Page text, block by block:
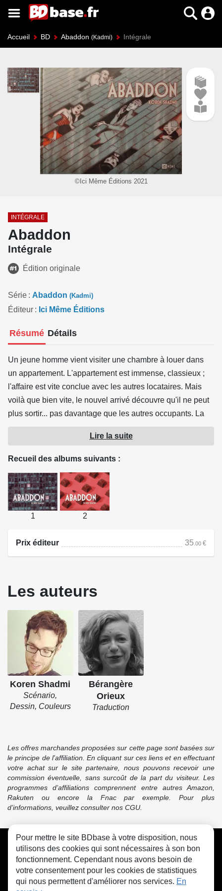
Accueil BD Abaddon (Kadmi) Intégrale
©Ici Même Éditions 2021
INTÉGRALE
Abaddon
Intégrale
Édition originale
Série Abaddon (Kadmi)
Éditeur Ici Même Éditions
Résumé Détails
Un jeune homme vient visiter une chambre à louer dans
un appartement. L'appartement est immense, classieux ;
l'affaire est vite conclue avec les autres locataires. Mais
voilà que bien vite, le nouvel arrivé découvre qu'il ne peut
plus sortir... pas davantage que les autres occupants. La
porte par laquelle il est entré semble condamnée, comme
le sont les fenêtres, et toute autre issue.
dérangeant des romans graphiques de Koren Shadmi.
Ainsi commence un cauchemar polymorphe, où l'auteur
alterne le quotidien emmuré des cinq protagonistes et les
cauchemars du héros, hanté par des images de guerre.
l'angoisse, et n'aura de cesse de tenter de trouver une
tout amateur de l'univers de Koren Shadmi.
Source : Ici Même Éditions
Lire la suite
Recueil des albums suivants :
1 2
Prix éditeur 35 .00 €
Les auteurs
Koren Shadmi
Scénario,
Dessin, Couleurs
Bérangère
Orieux
Traduction
Les offres marchandes proposées sur cette page sont basées sur
le principe de l'affiliation. En cliquant sur ces liens et en effectuant
votre achat sur le site partenaire, nous pouvons recevoir une
commission éventuelle, sans surcoût de la part du visiteur. Les
programmes d’affiliations comprennent entre autres Amazon,
Rakuten ou encore la Fnac par exemple. Pour plus
d’informations, veuillez consulter nos CGU.
CGU FAQ Contact Cookies
Pour mettre le site BDbase à votre disposition, nous
utilisons des cookies qui sont nécessaires à son bon
fonctionnement. Cependant nous avons besoin de
votre consentement pour les cookies de statistiques
qui nous permettent d'améliorer nos services. En